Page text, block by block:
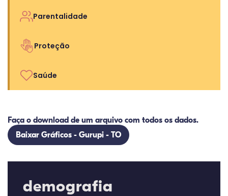
Parentalidade
Proteção
Saúde
Faça o download de um arquivo com todos os dados.
Baixar Gráficos - Gurupi - TO
demografia